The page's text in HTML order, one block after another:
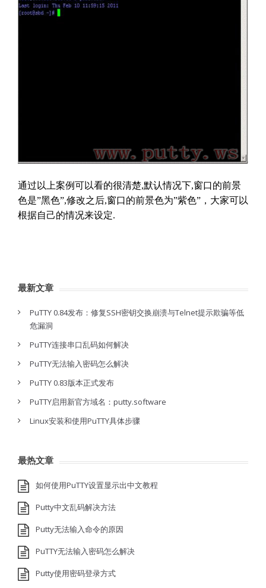
通过以上案例可以看的很清楚,默认情况下,窗口的前景
色是”黑色”,修改之后,窗口的前景色为”紫色”，大家可以
根据自己的情况来设定.
最新文章
PuTTY 0.84发布：修复SSH密钥交换崩溃与Telnet提示欺骗等低
危漏洞
PuTTY连接串口乱码如何解决
PuTTY无法输入密码怎么解决
PuTTY 0.83版本正式发布
PuTTY启用新官方域名：putty.software
Linux安装和使用PuTTY具体步骤
最热文章
如何使用PuTTY设置显示出中文教程
Putty中文乱码解决方法
Putty无法输入命令的原因
PuTTY无法输入密码怎么解决
Putty使用密码登录方式